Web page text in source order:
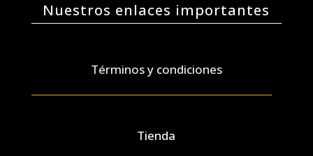
Nuestros enlaces importantes
Términos y condiciones
Tienda